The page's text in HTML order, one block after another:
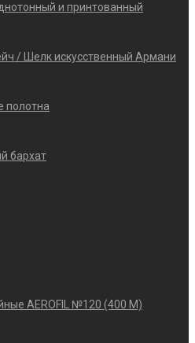
и принтованный
/ Шелк искусственный Армани
полотна
бархат
AEROFIL №120 (400 М)